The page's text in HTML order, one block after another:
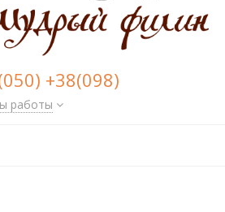
+38(098)
работы